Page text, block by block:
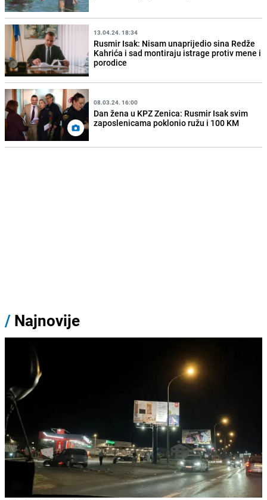
13.04.24. 18:34
Rusmir Isak: Nisam unaprijedio sina Redže
Kahrića i sad montiraju istrage protiv mene i
porodice
08.03.24. 16:00
Dan žena u KPZ Zenica: Rusmir Isak svim
zaposlenicama poklonio ružu i 100 KM
/ Najnovije